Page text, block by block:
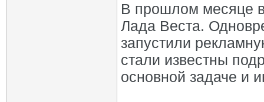
В прошлом месяце
Лада Веста.
запустили
стали известны
основной задаче и